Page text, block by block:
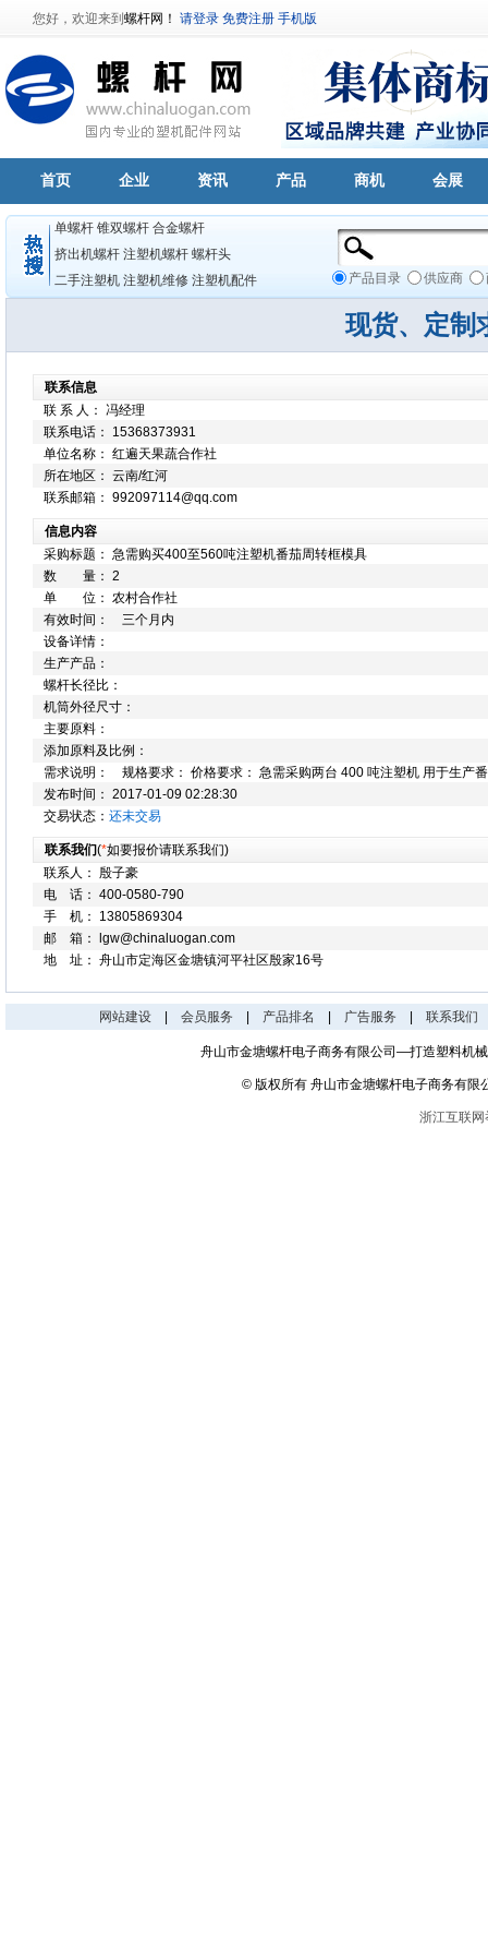
您好，欢迎来到 螺杆网！ 请登录 免费注册 手机版
首页 企业 资讯 产品 商机 会展
单螺杆 锥双螺杆 合金螺杆
挤出机螺杆 注塑机螺杆 螺杆头
二手注塑机 注塑机维修 注塑机配件 产品目录 供应商
现货、定制
联系信息
联 系 人： 冯经理
联系电话： 15368373931
单位名称： 红遍天果蔬合作社
所在地区： 云南/红河
联系邮箱： 992097114@qq.com
信息内容
采购标题： 急需购买400至560吨注塑机番茄周转框模具
数 量： 2
单 位： 农村合作社
有效时间： 三个月内
设备详情：
生产产品：
螺杆长径比：
机筒外径尺寸：
主要原料：
添加原料及比例：
需求说明： 规格要求： 价格要求： 急需采购两台 400 吨注塑机 用于生产
发布时间： 2017-01-09 02:28:30
交易状态： 还未交易
联系我们(*如要报价请联系我们)
联系人： 殷子豪
电 话： 400-0580-790
手 机： 13805869304
邮 箱： lgw@chinaluogan.com
地 址： 舟山市定海区金塘镇河平社区殷家16号
网站建设 会员服务 产品排名 广告服务 联系我们
舟山市金塘螺杆电子商务有限公司—打造塑料机
© 版权所有 舟山市金塘螺杆电子商务有
浙江互联网